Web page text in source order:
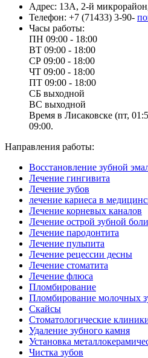
Адрес: 13А, 2-й
Телефон: +7 (71433) 3-90-
Часы работы:
ПН 09:00 - 18:00
ВТ 09:00 - 18:00
СР 09:00 - 18:00
ЧТ 09:00 - 18:00
ПТ 09:00 - 18:00
СБ выходной
ВС выходной
Время в Лисаковске (пт,
09:00.
Направления работы:
Восстановление зубной
Лечение гингивита
Лечение зубов
лечение кариеса в
Лечение корневых каналов
Лечение острой зубной боли
Лечение пародонтита
Лечение пульпита
Лечение рецессии десны
Лечение стоматита
Лечение флюса
Пломбирование
Пломбирование молочных
Скайсы
Стоматологические
Удаление зубного камня
Установка
Чистка зубов